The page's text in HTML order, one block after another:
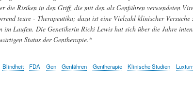
die Risiken in den Griff, die mit den als Genfähren verwendeten
teure - Therapeutika; dazu ist eine Vielzahl klinischer Versuche
im Laufen. Die Genetikerin Ricki Lewis hat sich über die Jahre
Status der Gentherapie.*
Blindheit FDA Gen Genfähren Gentherapie Klinische Studien